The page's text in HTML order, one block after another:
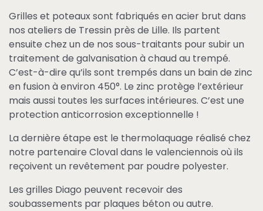
Grilles et poteaux sont fabriqués en acier brut dans
nos ateliers de Tressin près de Lille. Ils partent
ensuite chez un de nos sous-traitants pour subir un
traitement de galvanisation à chaud au trempé.
C’est-à-dire qu’ils sont trempés dans un bain de zinc
en fusion à environ 450°. Le zinc protège l’extérieur
mais aussi toutes les surfaces intérieures. C’est une
protection anticorrosion exceptionnelle !
La dernière étape est le thermolaquage réalisé chez
notre partenaire Cloval dans le valenciennois où ils
reçoivent un revêtement par poudre polyester.
Les grilles Diago peuvent recevoir des
soubassements par plaques béton ou autre.